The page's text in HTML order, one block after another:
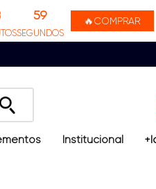
58
SEGUNDOS
🔥COMPRAR
Institucional